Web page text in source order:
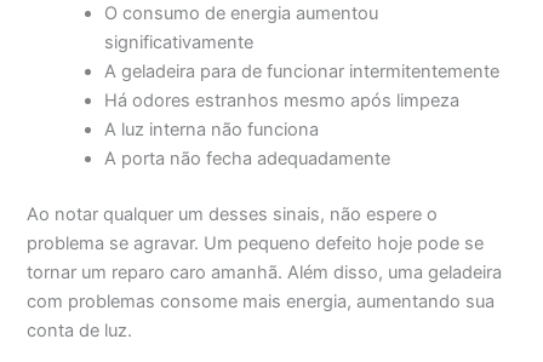
O consumo de energia aumentou
significativamente
A geladeira para de funcionar intermitentemente
Há odores estranhos mesmo após limpeza
A luz interna não funciona
A porta não fecha adequadamente
Ao notar qualquer um desses sinais, não espere o
problema se agravar. Um pequeno defeito hoje pode se
tornar um reparo caro amanhã. Além disso, uma geladeira
com problemas consome mais energia, aumentando sua
conta de luz.